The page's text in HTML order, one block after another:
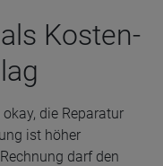
Kos­ten­
die Reparatur
ist höher
darf den